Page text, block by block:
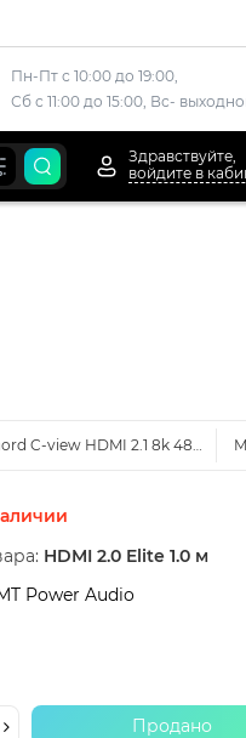
Пн-Пт с 10:00 до 19:00,
Сб с 11:00 до 15:00, Вс-
Здравствуйте,
войдите в
C-view HDMI 2.1 8k 48GBps
HDMI 2.0 Elite 1.0 м
Power Audio
Продано